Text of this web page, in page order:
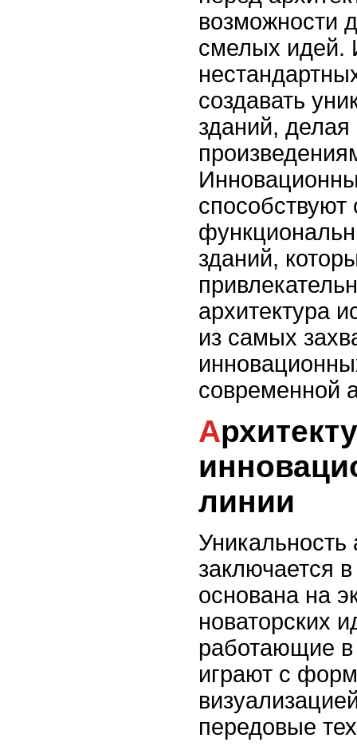
возможности
смелых идей.
создавать
зданий,
способствуют
зданий,
архитектура
из самых
современной
Архитектура искусства:
линии
Уникальность
заключается
основана на
новаторских
работающие в
играют с
передовые